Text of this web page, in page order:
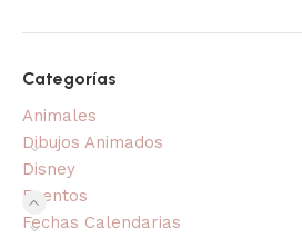
Categorías
Animales
Dibujos Animados
Disney
Eventos
Fechas Calendarias